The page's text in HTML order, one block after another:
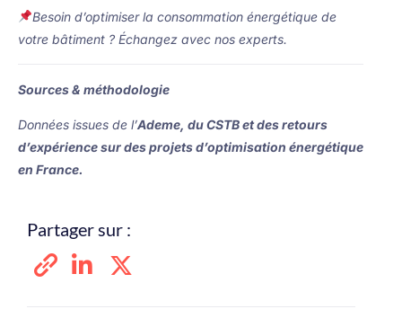
Besoin d’optimiser la consommation énergétique de
votre bâtiment ? Échangez avec nos experts.
Sources & méthodologie
Données issues de l’Ademe, du CSTB et des retours
d’expérience sur des projets d’optimisation énergétique
en France.
Partager sur :